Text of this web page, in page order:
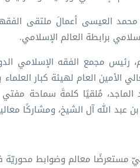
العيسى‬⁩‬⁩ أعمالَ ملتقى
برابطة العالم الإسلامي.
مجمع الفقه الإسلامي
الأمين العام لهيئة كبار
مُلقيًا كلمةَ سماحة مفتي
عبد الله آل الشيخ، ومشاركًا
معالم وضوابط محوريّة